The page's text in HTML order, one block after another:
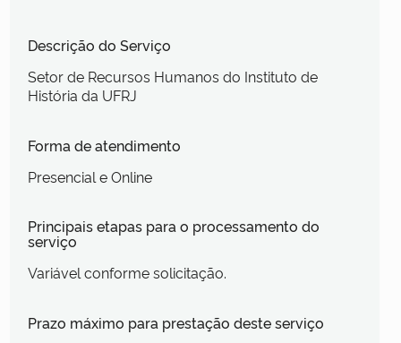
Descrição do Serviço
Setor de Recursos Humanos do Instituto de
História da UFRJ
Forma de atendimento
Presencial e Online
Principais etapas para o processamento do
serviço
Variável conforme solicitação.
Prazo máximo para prestação deste serviço